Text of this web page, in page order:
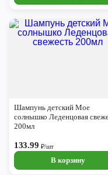
Шампунь детский Мое
солнышко Леденцовая
200мл
133.99 ₽/шт
В корзину